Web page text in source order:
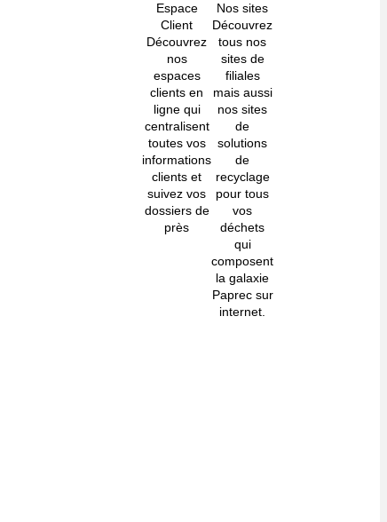
Espace
Client
Découvrez
nos
espaces
clients en
ligne qui
centralisent
toutes vos
informations
clients et
suivez vos
dossiers de
près
Nos sites
Découvrez
tous nos
sites de
filiales
mais aussi
nos sites
de
solutions
de
recyclage
pour tous
vos
déchets
qui
composent
la galaxie
Paprec sur
internet.